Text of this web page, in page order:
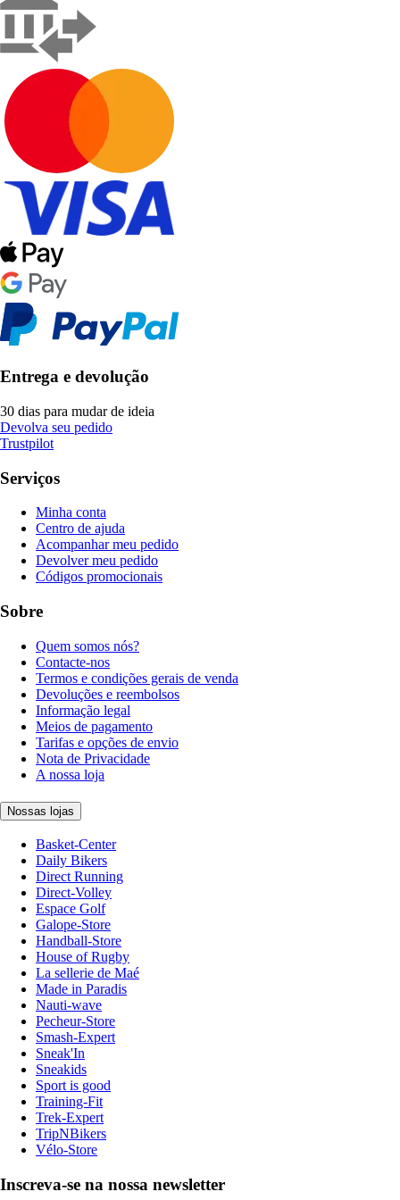
Entrega e devolução
30 dias para mudar de ideia
Devolva seu pedido
Trustpilot
Serviços
Minha conta
Centro de ajuda
Acompanhar meu pedido
Devolver meu pedido
Códigos promocionais
Sobre
Quem somos nós?
Contacte-nos
Termos e condições gerais de venda
Devoluções e reembolsos
Informação legal
Meios de pagamento
Tarifas e opções de envio
Nota de Privacidade
A nossa loja
Nossas lojas
Basket-Center
Daily Bikers
Direct Running
Direct-Volley
Espace Golf
Galope-Store
Handball-Store
House of Rugby
La sellerie de Maé
Made in Paradis
Nauti-wave
Pecheur-Store
Smash-Expert
Sneak'In
Sneakids
Sport is good
Training-Fit
Trek-Expert
TripNBikers
Vélo-Store
Inscreva-se na nossa newsletter